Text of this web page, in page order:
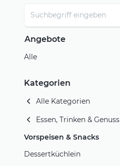
Angebote
Alle
Kategorien
Alle Kategorien
Essen, Trinken & Genuss
Vorspeisen & Snacks
Dessertküchlein